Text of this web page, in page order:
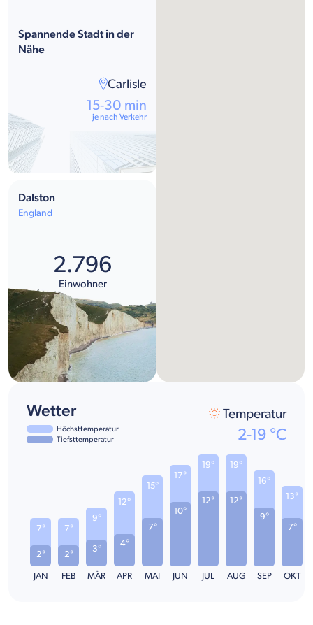
Spannende Stadt in der
Nähe
Carlisle
15-30 min
je nach Verkehr
Dalston
England
2.796
Einwohner
Wetter
Höchsttemperatur
Tiefsttemperatur
Temperatur
2-19 °C
2°
7°
JAN
2°
7°
FEB
3°
9°
MÄR
4°
12°
APR
7°
15°
MAI
10°
17°
JUN
12°
19°
JUL
12°
19°
AUG
9°
16°
SEP
7°
13°
OKT